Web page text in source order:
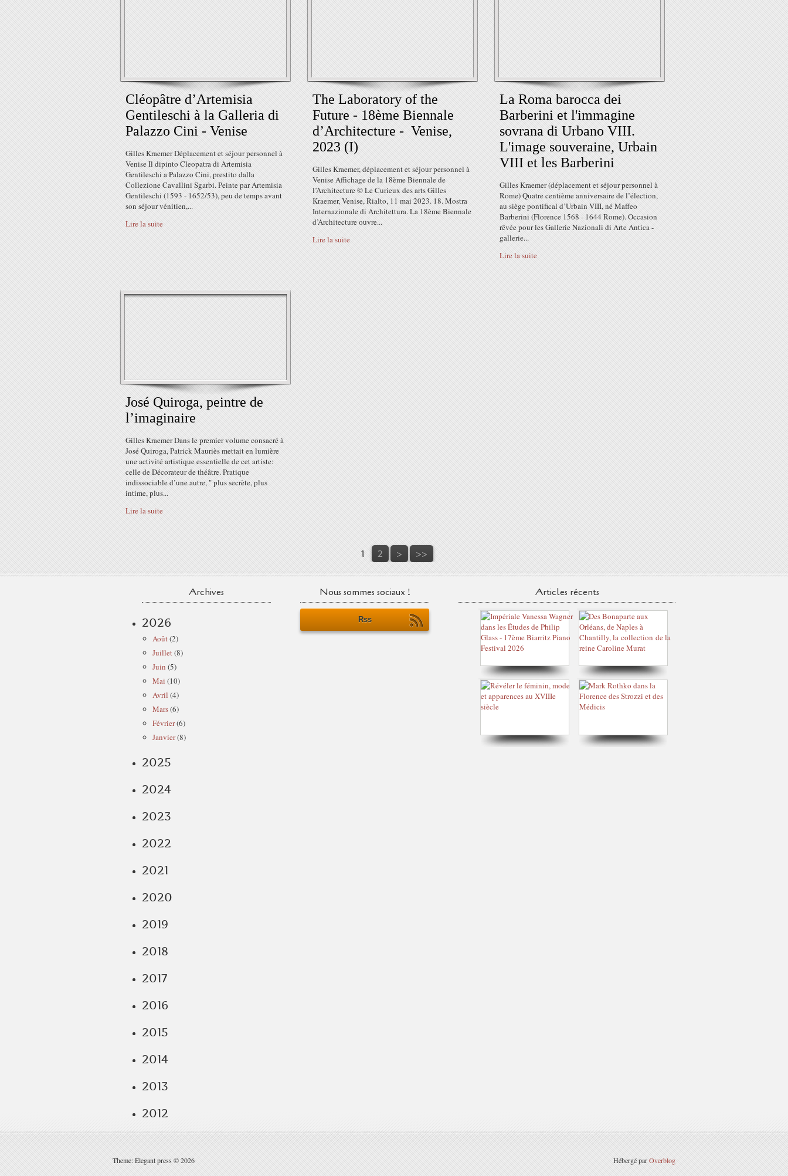
Cléopâtre d’Artemisia
Gentileschi à la Galleria di
Palazzo Cini - Venise
Gilles Kraemer Déplacement et séjour personnel à
Venise Il dipinto Cleopatra di Artemisia
Gentileschi a Palazzo Cini, prestito dalla
Collezione Cavallini Sgarbi. Peinte par Artemisia
Gentileschi (1593 - 1652/53), peu de temps avant
son séjour vénitien,...
Lire la suite
The Laboratory of the
Future - 18ème Biennale
d’Architecture - Venise,
2023 (I)
Gilles Kraemer, déplacement et séjour personnel à
Venise Affichage de la 18ème Biennale de
l’Architecture © Le Curieux des arts Gilles
Kraemer, Venise, Rialto, 11 mai 2023. 18. Mostra
Internazionale di Architettura. La 18ème Biennale
d’Architecture ouvre...
Lire la suite
La Roma barocca dei
Barberini et l'immagine
sovrana di Urbano VIII.
L'image souveraine, Urbain
VIII et les Barberini
Gilles Kraemer (déplacement et séjour personnel à
Rome) Quatre centième anniversaire de l’élection,
au siège pontifical d’Urbain VIII, né Maffeo
Barberini (Florence 1568 - 1644 Rome). Occasion
rêvée pour les Gallerie Nazionali di Arte Antica -
gallerie...
Lire la suite
José Quiroga, peintre de
l’imaginaire
Gilles Kraemer Dans le premier volume consacré à
José Quiroga, Patrick Mauriès mettait en lumière
une activité artistique essentielle de cet artiste:
celle de Décorateur de théâtre. Pratique
indissociable d’une autre, " plus secrète, plus
intime, plus...
Lire la suite
1 2 > >>
Archives
2026
Août(2)
Juillet(8)
Juin (5)
Mai (10)
Avril (4)
Mars(6)
Février(6)
Janvier(8)
2025
2024
2023
2022
2021
2020
2019
2018
2017
2016
2015
2014
2013
2012
Nous sommes sociaux !
Rss
Articles récents
Theme: Elegant press © 2026 Hébergé parOverblog